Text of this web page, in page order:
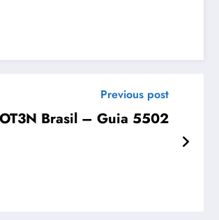
Previous post
Brasil – Guia 5502